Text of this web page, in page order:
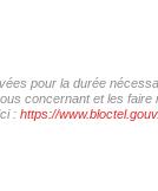
pour la durée
concernant et les
: https://